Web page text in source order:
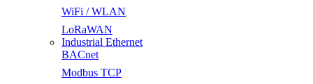
WiFi / WLAN
LoRaWAN
Industrial Ethernet
BACnet
Modbus TCP